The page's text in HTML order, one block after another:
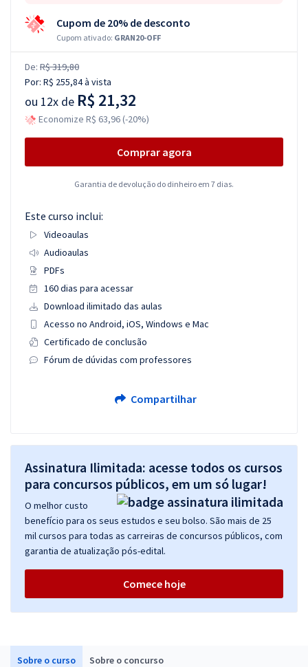
Sobre o curso Sobre o concurso
Cupom de 20% de desconto
Cupom ativado: GRAN20-OFF
De: R$ 319,80
Por: R$ 255,84à vista
ou 12x de R$ 21,32
Economize R$ 63,96 (-20%)
Comprar agora
Garantia de devolução do dinheiro em 7 dias.
Este curso inclui:
Videoaulas
Audioaulas
PDFs
160 dias para acessar
Download ilimitado das aulas
Acesso no Android, iOS, Windows e Mac
Certificado de conclusão
Fórum de dúvidas com professores
Compartilhar
Assinatura Ilimitada: acesse todos os cursos
para concursos públicos, em um só lugar!
O melhor custo
benefício para os seus estudos e seu bolso. São mais de 25
mil cursos para todas as carreiras de concursos públicos, com
garantia de atualização pós-edital.
Comece hoje